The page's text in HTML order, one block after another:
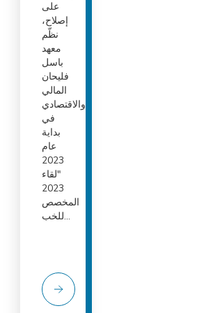
على
إصلاح،
نظّم
معهد
باسل
فليحان
المالي
والاقتصادي
في
بداية
عام
2023
"لقاء
2023
المخصص
للخب...